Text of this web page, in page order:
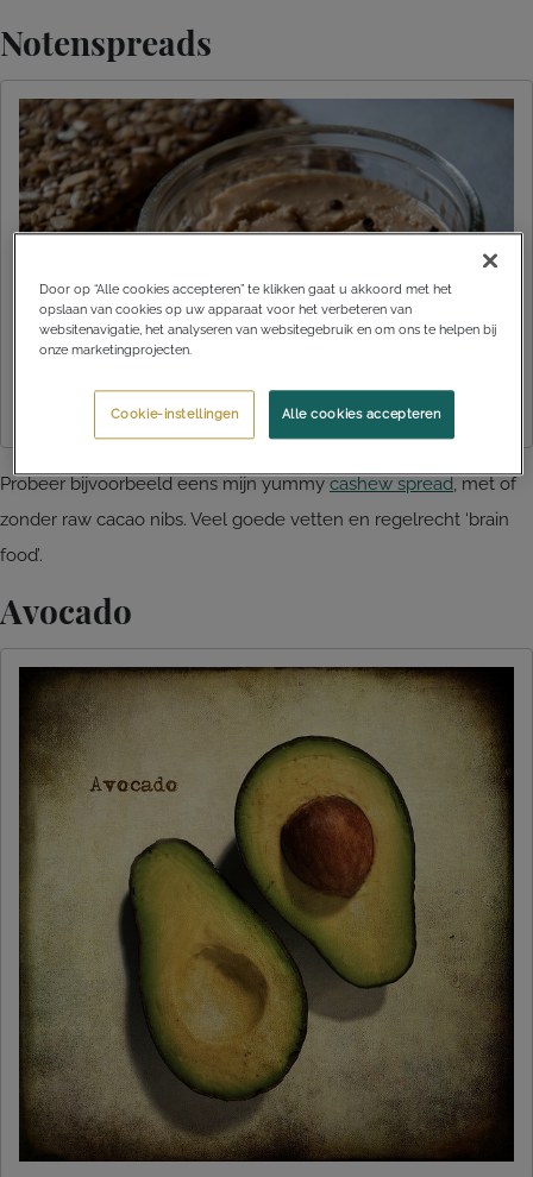
Notenspreads
Probeer bijvoorbeeld eens mijn yummy cashew spread, met of
zonder raw cacao nibs. Veel goede vetten en regelrecht ‘brain
food’.
Avocado
Door op “Alle cookies accepteren” te klikken gaat u akkoord met het
opslaan van cookies op uw apparaat voor het verbeteren van
websitenavigatie, het analyseren van websitegebruik en om ons te helpen bij
onze marketingprojecten.
Alle cookies accepteren
Cookie-instellingen